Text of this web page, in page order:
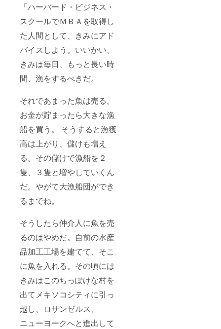
「ハーバード・ビジネス・
スクールでＭＢＡを取得し
た人間として、きみにアド
バイスしよう。いいかい、
きみは毎日、もっと長い時
間、漁をするべきだ。
それであまった魚は売る。
お金が貯まったら大きな漁
船を買う。 そうすると漁獲
高は上がり、儲けも増え
る。その儲けで漁船を２
隻、３隻と増やしていくん
だ。やがて大漁船団ができ
るまでね。
そうしたら仲介人に魚を売
るのはやめだ。自前の水産
品加工工場を建てて、そこ
に魚を入れる。その頃には
きみはこのちっぽけな村を
出てメキソコシティに引っ
越し、ロサンゼルス、
ニューヨークへと進出して